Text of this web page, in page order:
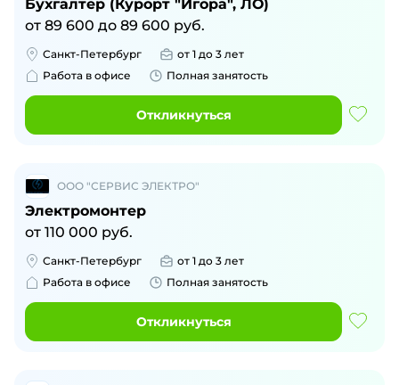
Бухгалтер (Курорт "Игора", ЛО)
от 89 600 до 89 600 руб.
Санкт-Петербург
от 1 до 3 лет
Работа в офисе
Полная занятость
Откликнуться
ООО "СЕРВИС ЭЛЕКТРО"
Электромонтер
от 110 000 руб.
Санкт-Петербург
от 1 до 3 лет
Работа в офисе
Полная занятость
Откликнуться